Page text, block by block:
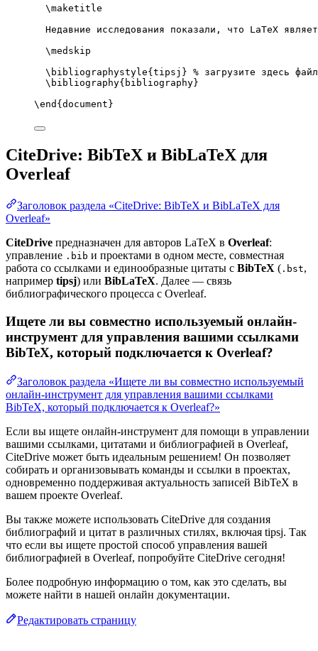
\maketitle
Недавние исследования показали, что LaTeX
\medskip
\bibliographystyle{tipsj} % загрузите здесь
\bibliography{bibliography}
\end { document }
CiteDrive: BibTeX и BibLaTeX для
Overleaf
Заголовок раздела «CiteDrive: BibTeX и BibLaTeX для
Overleaf»
CiteDrive предназначен для авторов LaTeX в Overleaf:
управление .bib и проектами в одном месте, совместная
работа со ссылками и единообразные цитаты с BibTeX ( .bst,
например tipsj) или BibLaTeX. Далее — связь
библиографического процесса с Overleaf.
Ищете ли вы совместно используемый онлайн-
инструмент для управления вашими ссылками
BibTeX, который подключается к Overleaf?
Заголовок раздела «Ищете ли вы совместно используемый
онлайн-инструмент для управления вашими ссылками
BibTeX, который подключается к Overleaf?»
Если вы ищете онлайн-инструмент для помощи в управлении
вашими ссылками, цитатами и библиографией в Overleaf,
CiteDrive может быть идеальным решением! Он позволяет
собирать и организовывать команды и ссылки в проектах,
одновременно поддерживая актуальность записей BibTeX в
вашем проекте Overleaf.
Вы также можете использовать CiteDrive для создания
библиографий и цитат в различных стилях, включая tipsj. Так
что если вы ищете простой способ управления вашей
библиографией в Overleaf, попробуйте CiteDrive сегодня!
Более подробную информацию о том, как это сделать, вы
можете найти в нашей онлайн документации.
Редактировать страницу